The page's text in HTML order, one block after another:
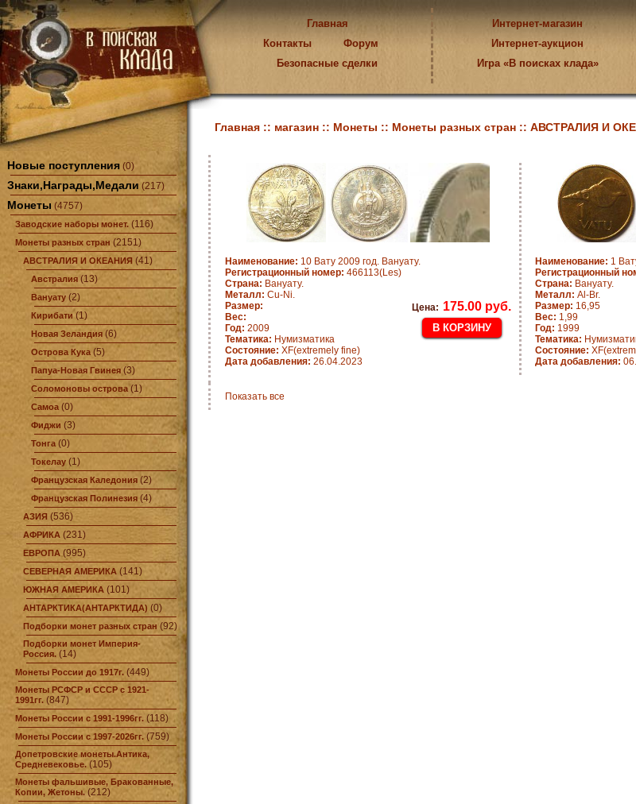
Главная
Контакты
Форум
Безопасные сделки
Интернет-магазин
Интернет-аукцион
Игра «В поисках клада»
Новые поступления (0)
Знаки,Награды,Медали (217)
Монеты (4757)
Заводские наборы монет. (116)
Монеты разных стран (2151)
АВСТРАЛИЯ И ОКЕАНИЯ (41)
Австралия (13)
Вануату (2)
Кирибати(1)
Новая Зеландия (6)
Острова Кука (5)
Папуа-Новая Гвинея (3)
Соломоновы острова(1)
Самоа (0)
Фиджи (3)
Тонга (0)
Токелау (1)
Французская Каледония (2)
Французская Полинезия (4)
АЗИЯ (536)
АФРИКА (231)
ЕВРОПА(995)
СЕВЕРНАЯ АМЕРИКА (141)
ЮЖНАЯ АМЕРИКА (101)
АНТАРКТИКА(АНТАРКТИДА) (0)
Подборки монет разных стран (92)
Подборки монет Империя-
Россия. (14)
Монеты России до 1917г. (449)
Монеты РСФСР и СССР с 1921-
1991гг. (847)
Монеты России с 1991-1996гг. (118)
Монеты России с 1997-2026гг. (759)
Допетровские монеты.Антика,
Средневековье. (105)
Монеты фальшивые, Бракованные,
Копии, Жетоны. (212)
Главная :: магазин :: Монеты :: Монеты разных стран :: АВСТРАЛИЯ И
Наименование: 10 Вату 2009 год. Вануату.
Регистрационный номер: 466113(Les)
Страна: Вануату.
Металл: Cu-Ni.
Размер:
Вес:
Год: 2009
Тематика: Нумизматика
Состояние: XF(extremely fine)
Дата добавления: 26.04.2023
Цена: 175.00 руб.
Наименование: 1
Регистрационный
Страна: Вануату.
Металл: Al-Br.
Размер: 16,95
Вес: 1,99
Год: 1999
Тематика:
Состояние:
Дата добавления:
Показать все